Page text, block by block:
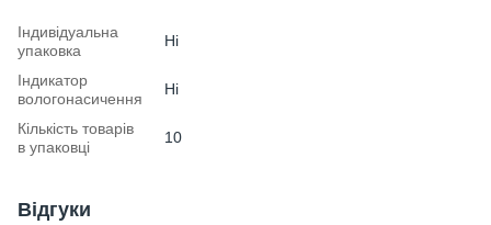
Індивідуальна
упаковка
Ні
Індикатор
вологонасичення
Ні
Кількість товарів
в упаковці
10
Відгуки